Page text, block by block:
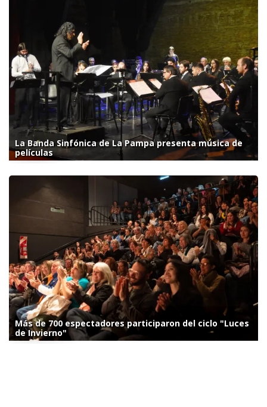
La Banda Sinfónica de La Pampa presenta música de
películas
Más de 700 espectadores participaron del ciclo "Luces
de Invierno"